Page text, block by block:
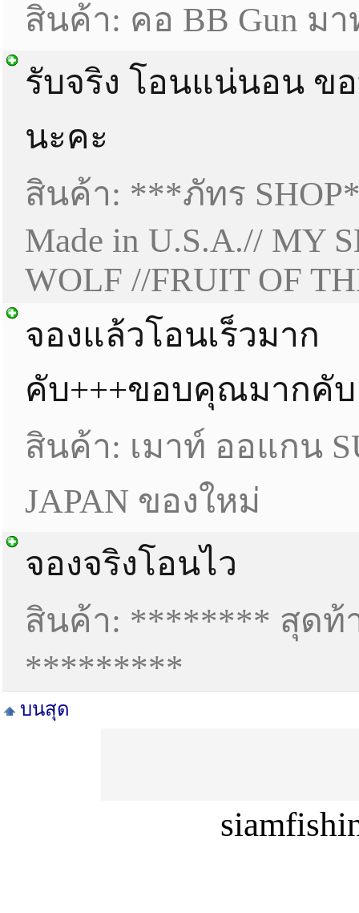
สินค้า: คอ BB Gun ม
รับจริง โอนแน่นอน ข
นะคะ
สินค้า: ***ภัทร
Made in U.S.A.// MY
WOLF //FRUIT OF
จองแล้วโอนเร็วมาก
คับ+++ขอบคุณมากคับ
สินค้า: เมาท์ ออแกน
JAPAN ของใหม่
จองจริงโอนไว
สินค้า: ******** สุดท้
*********
บนสุด